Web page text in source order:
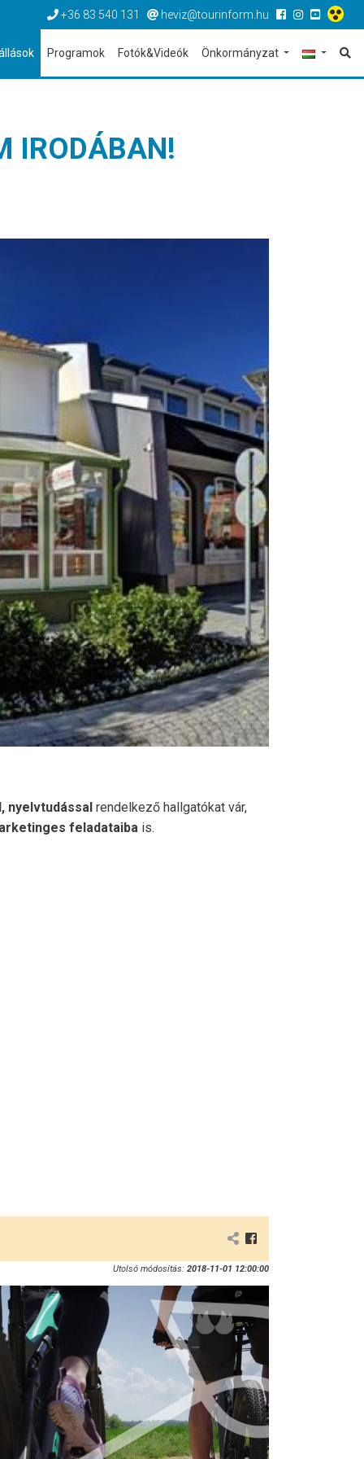
+36 83 540 131 heviz@tourinform.hu
Programok Fotók&Videók Önkormányzat
IRODÁBAN!
nyelvtudással rendelkező hallgatókat vár,
feladataiba is.
Utolsó módosítás: 2018-11-01 12:00:00